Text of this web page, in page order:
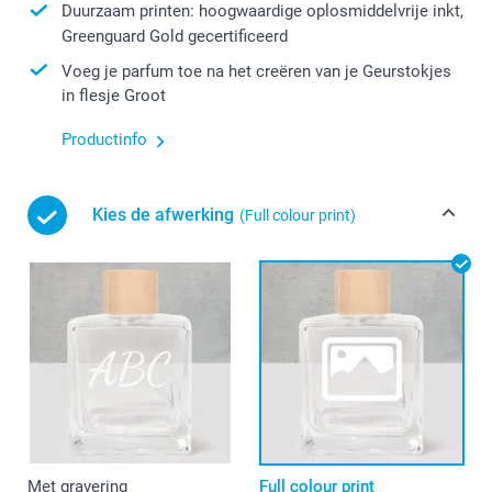
Duurzaam printen: hoogwaardige oplosmiddelvrije inkt,
Greenguard Gold gecertificeerd
Voeg je parfum toe na het creëren van je Geurstokjes
in flesje Groot
Productinfo
Kies de afwerking (Full colour print)
Met gravering Full colour print